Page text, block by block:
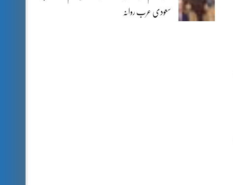
سعودی عرب روانہ